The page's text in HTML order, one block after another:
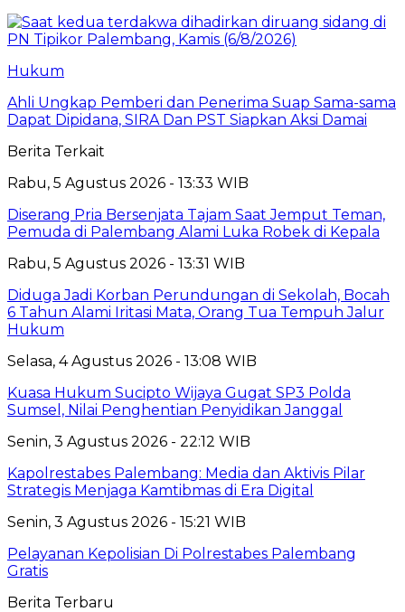
Hukum
Ahli Ungkap Pemberi dan Penerima Suap Sama-sama
Dapat Dipidana, SIRA Dan PST Siapkan Aksi Damai
Berita Terkait
Rabu, 5 Agustus 2026 - 13:33 WIB
Diserang Pria Bersenjata Tajam Saat Jemput Teman,
Pemuda di Palembang Alami Luka Robek di Kepala
Rabu, 5 Agustus 2026 - 13:31 WIB
Diduga Jadi Korban Perundungan di Sekolah, Bocah
6 Tahun Alami Iritasi Mata, Orang Tua Tempuh Jalur
Hukum
Selasa, 4 Agustus 2026 - 13:08 WIB
Kuasa Hukum Sucipto Wijaya Gugat SP3 Polda
Sumsel, Nilai Penghentian Penyidikan Janggal
Senin, 3 Agustus 2026 - 22:12 WIB
Kapolrestabes Palembang: Media dan Aktivis Pilar
Strategis Menjaga Kamtibmas di Era Digital
Senin, 3 Agustus 2026 - 15:21 WIB
Pelayanan Kepolisian Di Polrestabes Palembang
Gratis
Berita Terbaru